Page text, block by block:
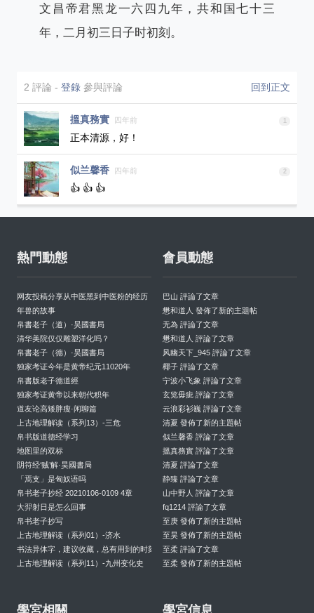
文昌帝君黑龙一六四九年，共和国七十三
年，二月初三日子时初刻。
2 評論 - 登錄 參與評論 回到正文
搵真務實 四年前
正本清源，好！
似兰馨香 四年前 2
👍 👍 👍
熱門動態
网友投稿分享从中医黑到中医粉的经历
年兽的故事
帛書老子（道）·昊國書局
清华美院仅仅雕塑洋化吗？
帛書老子（德）·昊國書局
独家考证今年是黄帝纪元11020年
帛書版老子德道經
独家考证黄帝以来朝代积年
道友论高矮胖瘦·闲聊篇
上古地理解读（系列13）-三危
帛书版道德经学习
地图里的双标
阴符经‘贼’解·昊國書局
「焉支」是匈奴语吗
帛书老子抄经 20210106-0109 4章
大羿射日是怎么回事
帛书老子抄写
上古地理解读（系列01）-济水
书法异体字，建议收藏，总有用到的时刻
上古地理解读（系列11）-九州变化史
會員動態
巴山 評論了文章
懋和道人 發佈了新的主題帖
无為 評論了文章
懋和道人 評論了文章
风幽天下_945 評論了文章
椰子 評論了文章
宁波小飞象 評論了文章
玄览毋疵 評論了文章
云浪彩衫巍 評論了文章
清夏 發佈了新的主題帖
似兰馨香 評論了文章
搵真務實 評論了文章
清夏 評論了文章
静臻 評論了文章
山中野人 評論了文章
fq1214 評論了文章
至庚 發佈了新的主題帖
至昊 發佈了新的主題帖
至柔 評論了文章
至柔 發佈了新的主題帖
學宮相關 學宮信息